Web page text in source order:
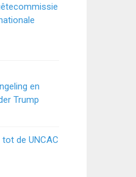
en
Trump
de UNCAC